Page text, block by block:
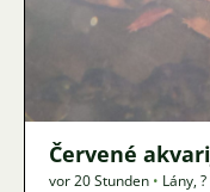
Červené
vor 20 Stunden • Lány,